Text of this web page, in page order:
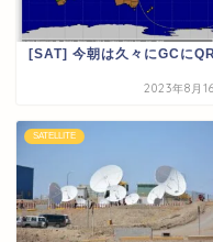
[SAT] 今朝は久々にGCに
2023年8月
SATELLITE